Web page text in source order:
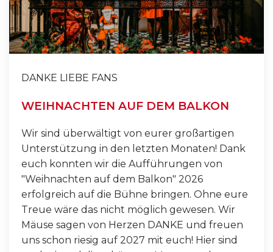
DANKE LIEBE FANS
WEIHNACHTEN AUF DEM BALKON
Wir sind überwältigt von eurer großartigen
Unterstützung in den letzten Monaten! Dank
euch konnten wir die Aufführungen von
"Weihnachten auf dem Balkon" 2026
erfolgreich auf die Bühne bringen. Ohne eure
Treue wäre das nicht möglich gewesen. Wir
Mäuse sagen von Herzen DANKE und freuen
uns schon riesig auf 2027 mit euch! Hier sind